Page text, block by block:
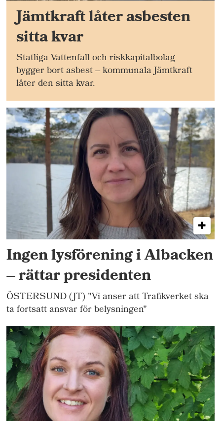
Jämtkraft låter asbesten
sitta kvar
Statliga Vattenfall och riskkapitalbolag
bygger bort asbest – kommunala Jämtkraft
låter den sitta kvar.
Ingen lysförening i Albacken
– rättar presidenten
ÖSTERSUND (JT) "Vi anser att Trafikverket ska
ta fortsatt ansvar för belysningen"